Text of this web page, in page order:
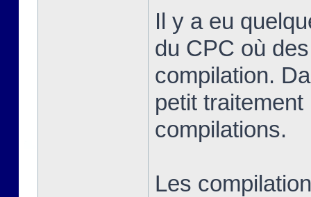
Il y a eu
du CPC où
compilation.
petit
compilations.
Les